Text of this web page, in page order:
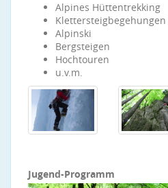
Alpines Hüttentrekking
Klettersteigbegehungen
Alpinski
Bergsteigen
Hochtouren
u.v.m.
Jugend-Programm